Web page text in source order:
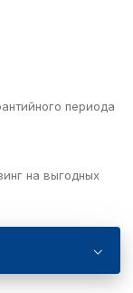
периода
на выгодных